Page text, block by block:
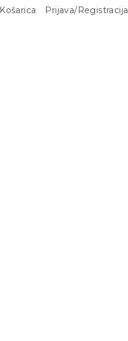
Košarica Prijava/Registracija